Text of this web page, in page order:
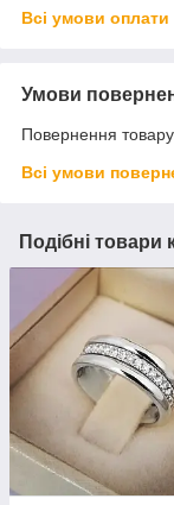
Всі умови оплати
Умови
Повернення
Всі умови
Подібні товари